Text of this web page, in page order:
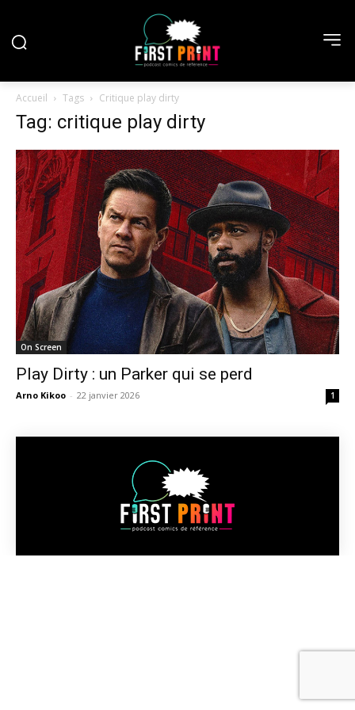
Accueil Tags Critique play dirty
Tag: critique play dirty
On Screen
Play Dirty : un Parker qui se perd
Arno Kikoo - 22 janvier 2026 1